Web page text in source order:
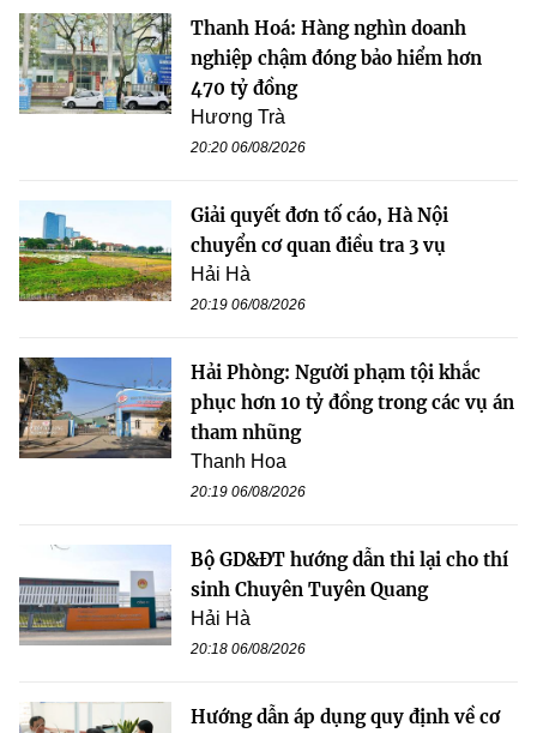
Thanh Hoá: Hàng nghìn doanh
nghiệp chậm đóng bảo hiểm hơn
470 tỷ đồng
Hương Trà
20:20 06/08/2026
Giải quyết đơn tố cáo, Hà Nội
chuyển cơ quan điều tra 3 vụ
Hải Hà
20:19 06/08/2026
Hải Phòng: Người phạm tội khắc
phục hơn 10 tỷ đồng trong các vụ án
tham nhũng
Thanh Hoa
20:19 06/08/2026
Bộ GD&ĐT hướng dẫn thi lại cho thí
sinh Chuyên Tuyên Quang
Hải Hà
20:18 06/08/2026
Hướng dẫn áp dụng quy định về cơ